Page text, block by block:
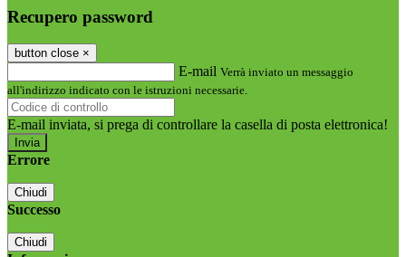
Recupero password
button close ×
E-mail Verrà inviato un messaggio
all'indirizzo indicato con le istruzioni necessarie.
E-mail inviata, si prega di controllare la casella di posta elettronica!
Errore
Chiudi
Successo
Chiudi